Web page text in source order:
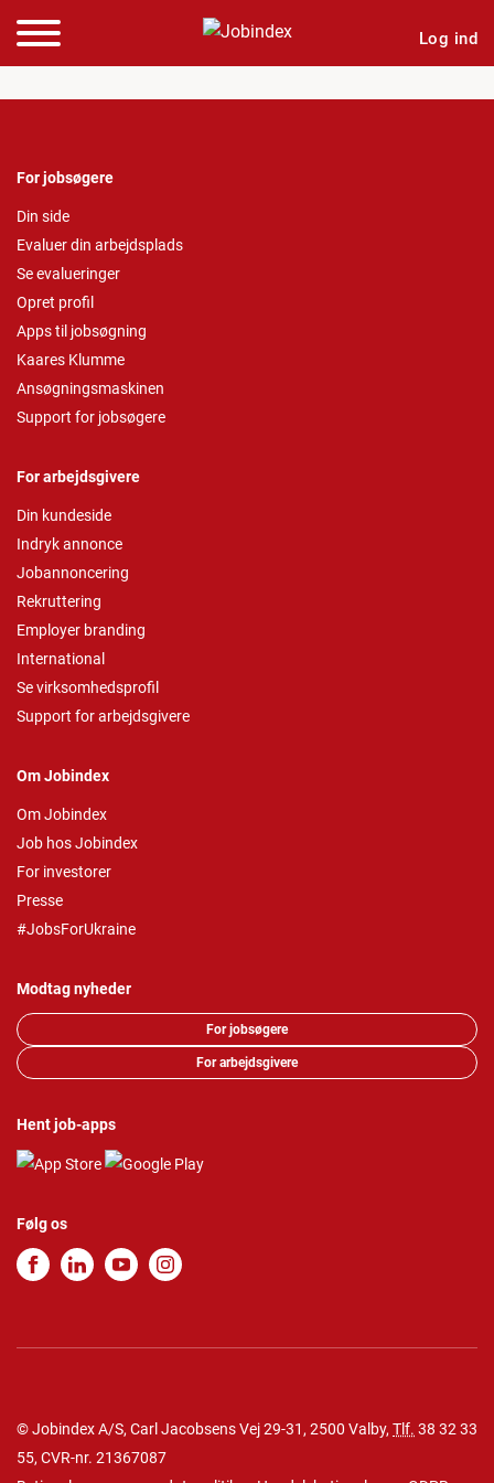
Log ind
For jobsøgere
Din side
Evaluer din arbejdsplads
Se evalueringer
Opret profil
Apps til jobsøgning
Kaares Klumme
Ansøgningsmaskinen
Support for jobsøgere
For arbejdsgivere
Din kundeside
Indryk annonce
Jobannoncering
Rekruttering
Employer branding
International
Se virksomhedsprofil
Support for arbejdsgivere
Om Jobindex
Om Jobindex
Job hos Jobindex
For investorer
Presse
#JobsForUkraine
Modtag nyheder
For jobsøgere
For arbejdsgivere
Hent job-apps
Følg os
© Jobindex A/S, Carl Jacobsens Vej 29-31, 2500 Valby, Tlf. 38 32 33
55, CVR-nr. 21367087